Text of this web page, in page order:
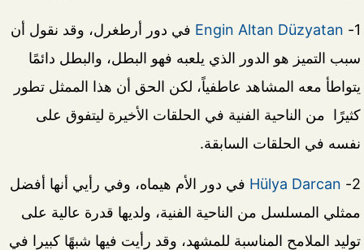
1-
Engin Altan Düzyatan في دور أرطغرل، وقد نقول أن
سبب التميز هو الدور الذي يلعبه فهو البطل، والبطل دائمًا
يتواطأ معه المشاهد عاطفياً، لكن الحق أن هذا الممثل تطور
كثيرًا من الناحية الفنية في الحلقات الأخيرة ليتفوق على
نفسه في الحلقات السابقة.
2-
Hülya Darcan في دور الأم هيماه، وفي رأيي أنها أفضل
ممثلي المسلسل من الناحية الفنية، ولديها قدرة عالية على
توليد الملامح المناسبة للمشهد، وقد رأيت فيها شبهًا كبيرا في